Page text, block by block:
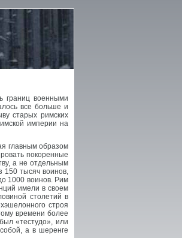
границ военными
все больше и
старых римских
империи на
главным образом
покоренные
а не отдельным
150 тысяч воинов,
1000 воинов. Рим
имели в своем
столетий в
строя
времени более
«тестудо», или
а в шеренге